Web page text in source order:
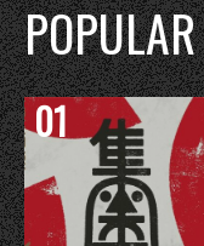
POPULAR